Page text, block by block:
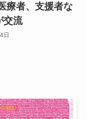
療者、支援者な
交流
日